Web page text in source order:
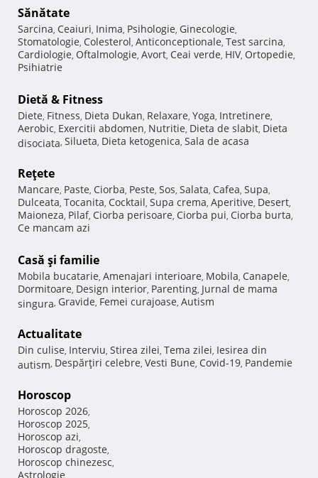
Sănătate
Sarcina, Ceaiuri, Inima, Psihologie, Ginecologie,
Stomatologie, Colesterol, Anticonceptionale, Test sarcina,
Cardiologie, Oftalmologie, Avort, Ceai verde, HIV, Ortopedie,
Psihiatrie
Dietă & Fitness
Diete, Fitness, Dieta Dukan, Relaxare, Yoga, Intretinere,
Aerobic, Exercitii abdomen, Nutritie, Dieta de slabit, Dieta
disociata, Silueta, Dieta ketogenica, Sala de acasa
Reţete
Mancare, Paste, Ciorba, Peste, Sos, Salata, Cafea, Supa,
Dulceata, Tocanita, Cocktail, Supa crema, Aperitive, Desert,
Maioneza, Pilaf, Ciorba perisoare, Ciorba pui, Ciorba burta,
Ce mancam azi
Casă şi familie
Mobila bucatarie, Amenajari interioare, Mobila, Canapele,
Dormitoare, Design interior, Parenting, Jurnal de mama
singura, Gravide, Femei curajoase, Autism
Actualitate
Din culise, Interviu, Stirea zilei, Tema zilei, Iesirea din
autism, Despărţiri celebre, Vesti Bune, Covid-19, Pandemie
Horoscop
Horoscop 2026,
Horoscop 2025,
Horoscop azi,
Horoscop dragoste,
Horoscop chinezesc,
Astrologie